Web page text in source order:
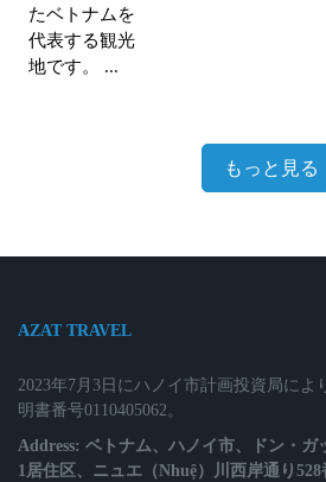
たベトナムを
代表する観光
地です。 ...
もっと見る
AZAT TRAVEL
2023年7月3日にハノイ市計画投資局によ
明書番号0110405062。
Address: ベトナム、ハノイ市、ドン・ガ
1居住区、ニュエ（Nhuệ）川西岸通り